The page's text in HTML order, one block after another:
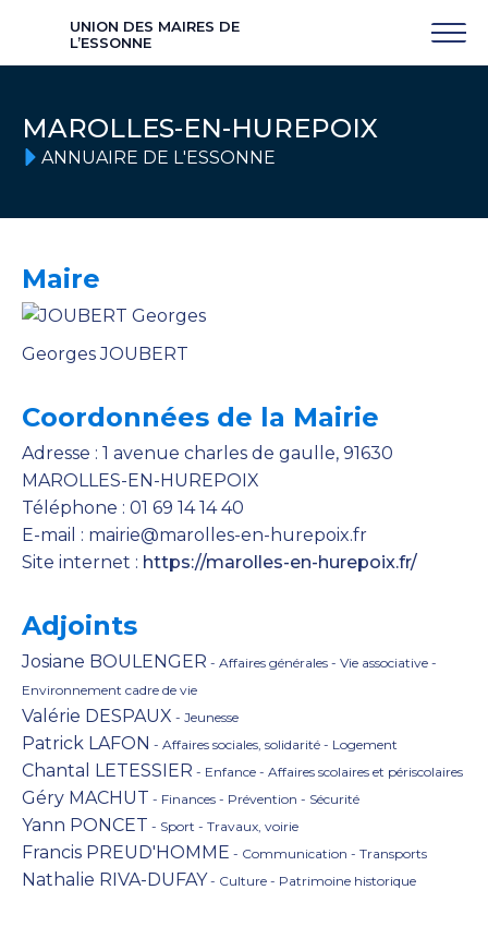
UNION DES MAIRES DE
L’ESSONNE
MAROLLES-EN-HUREPOIX
ANNUAIRE DE L'ESSONNE
Maire
Georges JOUBERT
Coordonnées de la Mairie
Adresse : 1 avenue charles de gaulle, 91630
MAROLLES-EN-HUREPOIX
Téléphone : 01 69 14 14 40
E-mail : mairie@marolles-en-hurepoix.fr
Site internet : https://marolles-en-hurepoix.fr/
Adjoints
Josiane BOULENGER - Affaires générales - Vie associative -
Environnement cadre de vie
Valérie DESPAUX - Jeunesse
Patrick LAFON - Affaires sociales, solidarité - Logement
Chantal LETESSIER - Enfance - Affaires scolaires et périscolaires
Géry MACHUT - Finances - Prévention - Sécurité
Yann PONCET - Sport - Travaux, voirie
Francis PREUD'HOMME - Communication - Transports
Nathalie RIVA-DUFAY - Culture - Patrimoine historique